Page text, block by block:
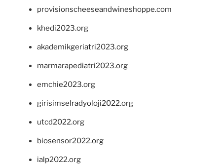
provisionscheeseandwineshoppe.com
khedi2023.org
akademikgeriatri2023.org
marmarapediatri2023.org
emchie2023.org
girisimselradyoloji2022.org
utcd2022.org
biosensor2022.org
ialp2022.org